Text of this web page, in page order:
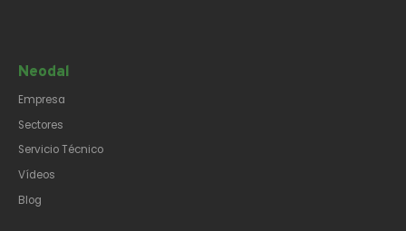
Neodal
Empresa
Sectores
Servicio Técnico
Vídeos
Blog